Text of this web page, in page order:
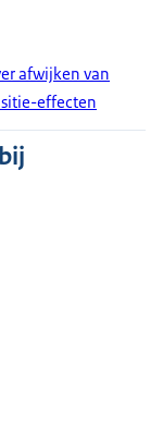
afwijken van
effecten